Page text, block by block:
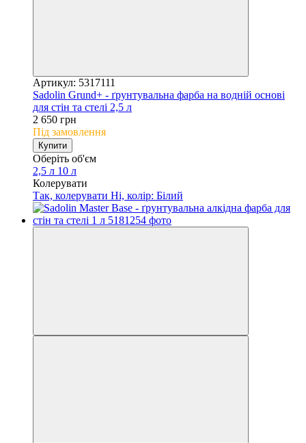
Артикул: 5317111
Sadolin Grund+ - ґрунтувальна фарба на водній основі
для стін та стелі 2,5 л
2 650 грн
Під замовлення
Купити
Оберіть об'єм
2,5 л 10 л
Колерувати
Так, колерувати Ні, колір: Білий